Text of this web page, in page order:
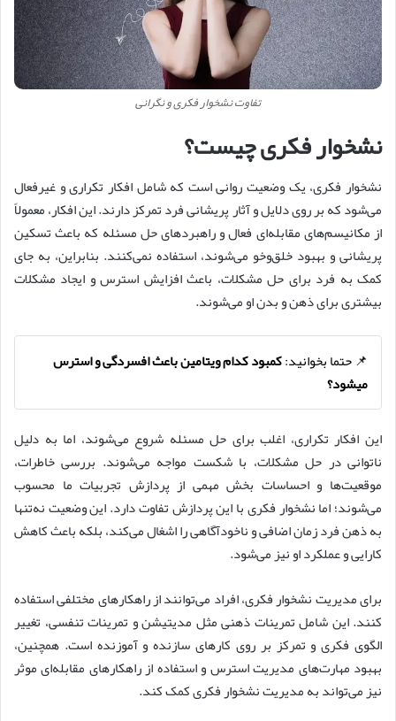
تفاوت نشخوار فکری و نگرانی
نشخوار فکری چیست؟
نشخوار فکری، یک وضعیت روانی است که شامل افکار تکراری و غیرفعال
می‌شود که بر روی دلایل و آثار پریشانی فرد تمرکز دارند. این افکار، معمولاً
از مکانیسم‌های مقابله‌ای فعال و راهبردهای حل مسئله که باعث تسکین
پریشانی و بهبود خلق‌وخو می‌شوند، استفاده نمی‌کنند. بنابراین، به جای
کمک به فرد برای حل مشکلات، باعث افزایش استرس و ایجاد مشکلات
بیشتری برای ذهن و بدن او می‌شوند.
📌 حتما بخوانید:کمبود کدام ویتامین باعث افسردگی و استرس
میشود؟
این افکار تکراری، اغلب برای حل مسئله شروع می‌شوند، اما به دلیل
ناتوانی در حل مشکلات، با شکست مواجه می‌شوند. بررسی خاطرات،
موقعیت‌ها و احساسات بخش مهمی از پردازش تجربیات ما محسوب
می‌شوند؛ اما نشخوار فکری با این پردازش تفاوت دارد. این وضعیت نه‌تنها
به ذهن فرد زمان اضافی و ناخودآگاهی را اشغال می‌کند، بلکه باعث کاهش
کارایی و عملکرد او نیز می‌شود.
برای مدیریت نشخوار فکری، افراد می‌توانند از راهکارهای مختلفی استفاده
کنند. این شامل تمرینات ذهنی مثل مدیتیشن و تمرینات تنفسی، تغییر
الگوی فکری و تمرکز بر روی کارهای سازنده و آموزنده است. همچنین،
بهبود مهارت‌های مدیریت استرس و استفاده از راهکارهای مقابله‌ای موثر
نیز می‌تواند به مدیریت نشخوار فکری کمک کند.